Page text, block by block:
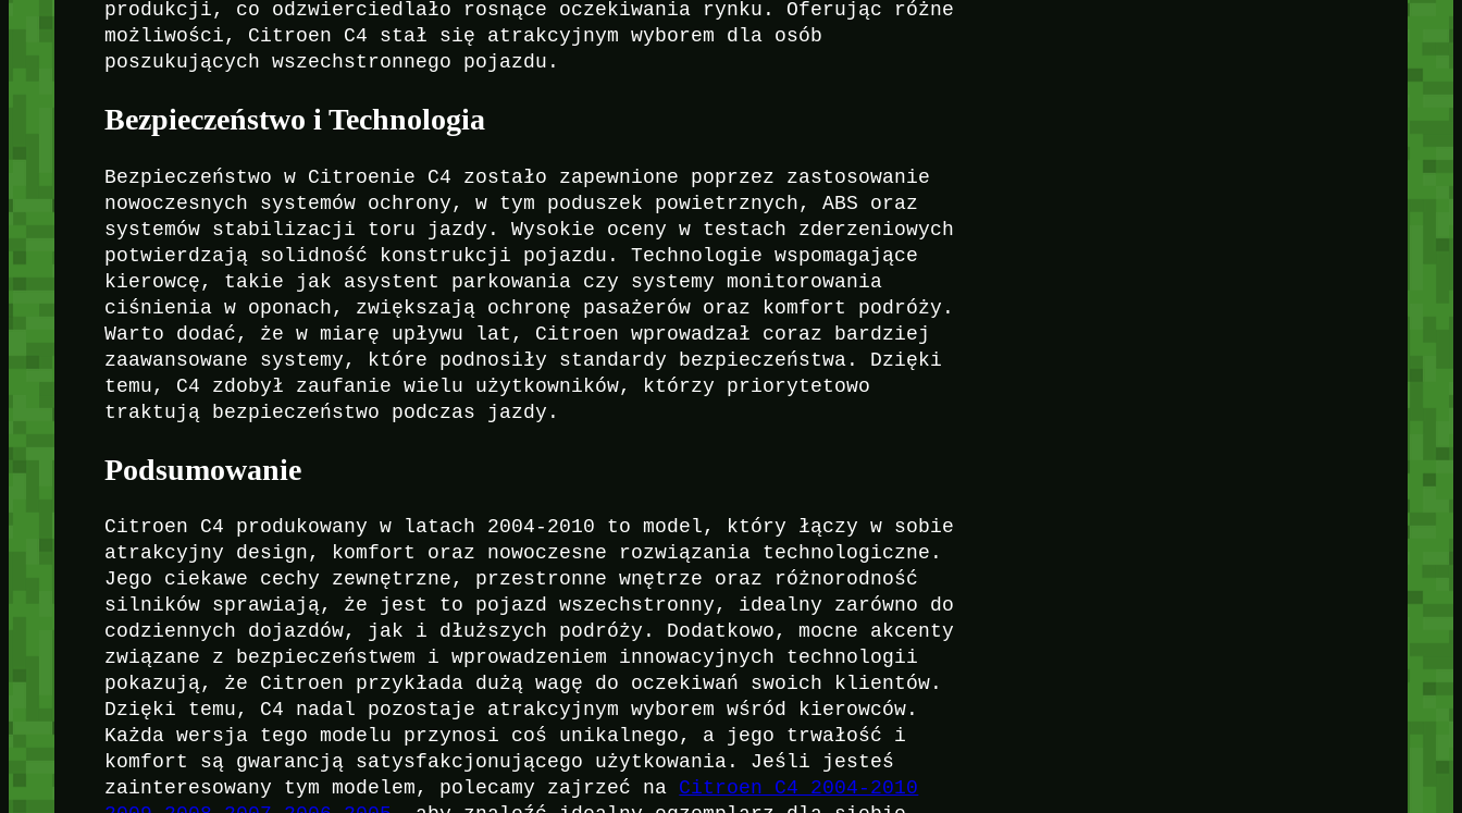
produkcji, co odzwierciedlało rosnące oczekiwania rynku. Oferując różne
możliwości, Citroen C4 stał się atrakcyjnym wyborem dla osób
poszukujących wszechstronnego pojazdu.
Bezpieczeństwo i Technologia
Bezpieczeństwo w Citroenie C4 zostało zapewnione poprzez zastosowanie
nowoczesnych systemów ochrony, w tym poduszek powietrznych, ABS oraz
systemów stabilizacji toru jazdy. Wysokie oceny w testach zderzeniowych
potwierdzają solidność konstrukcji pojazdu. Technologie wspomagające
kierowcę, takie jak asystent parkowania czy systemy monitorowania
ciśnienia w oponach, zwiększają ochronę pasażerów oraz komfort podróży.
Warto dodać, że w miarę upływu lat, Citroen wprowadzał coraz bardziej
zaawansowane systemy, które podnosiły standardy bezpieczeństwa. Dzięki
temu, C4 zdobył zaufanie wielu użytkowników, którzy priorytetowo
traktują bezpieczeństwo podczas jazdy.
Podsumowanie
Citroen C4 produkowany w latach 2004-2010 to model, który łączy w sobie
atrakcyjny design, komfort oraz nowoczesne rozwiązania technologiczne.
Jego ciekawe cechy zewnętrzne, przestronne wnętrze oraz różnorodność
silników sprawiają, że jest to pojazd wszechstronny, idealny zarówno do
codziennych dojazdów, jak i dłuższych podróży. Dodatkowo, mocne akcenty
związane z bezpieczeństwem i wprowadzeniem innowacyjnych technologii
pokazują, że Citroen przykłada dużą wagę do oczekiwań swoich klientów.
Dzięki temu, C4 nadal pozostaje atrakcyjnym wyborem wśród kierowców.
Każda wersja tego modelu przynosi coś unikalnego, a jego trwałość i
komfort są gwarancją satysfakcjonującego użytkowania. Jeśli jesteś
zainteresowany tym modelem, polecamy zajrzeć na Citroen C4 2004-2010